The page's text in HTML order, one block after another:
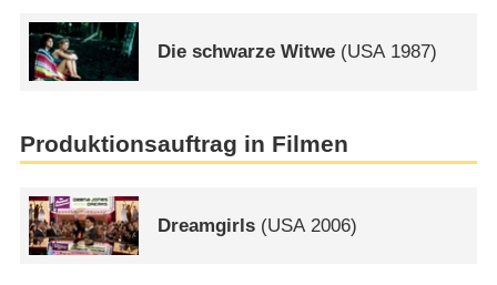
Die schwarze Witwe (USA1987)
Produktionsauftrag in Filmen
Dreamgirls (USA2006)